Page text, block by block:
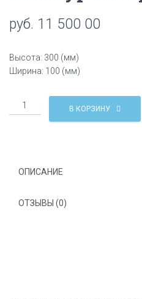
руб. 11 500 00
Высота: 300 (мм)
Ширина: 100 (мм)
Количество
Абажур
В КОРЗИНУ
ОПИСАНИЕ
ОТЗЫВЫ (0)